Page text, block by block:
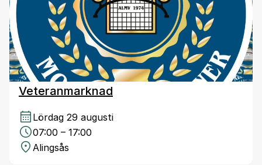
Veteranmarknad
Lördag 29 augusti
07:00 – 17:00
Alingsås